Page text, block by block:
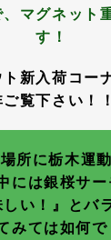
マグネット
す！
新入荷コー
ご覧下さい！！
所に栃木運
には銀桜サー
い！』とバ
みては如何で